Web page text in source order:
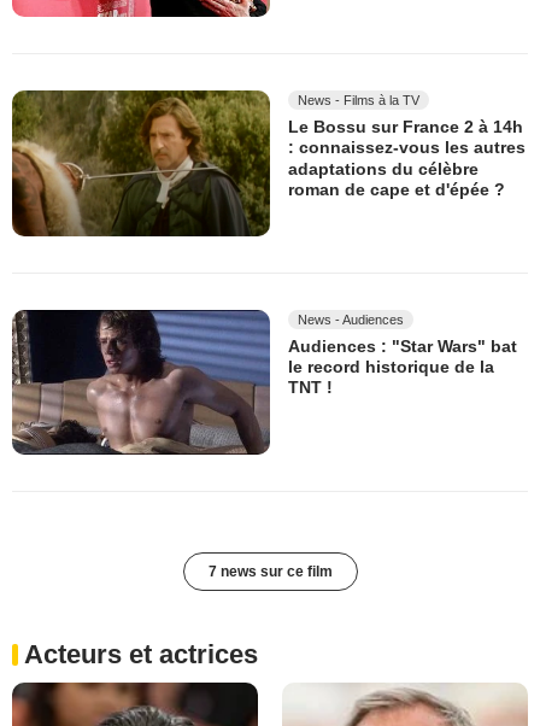
News - Films à la TV
Le Bossu sur France 2 à 14h
: connaissez-vous les autres
adaptations du célèbre
roman de cape et d'épée ?
News - Audiences
Audiences : "Star Wars" bat
le record historique de la
TNT !
7 news sur ce film
Acteurs et actrices